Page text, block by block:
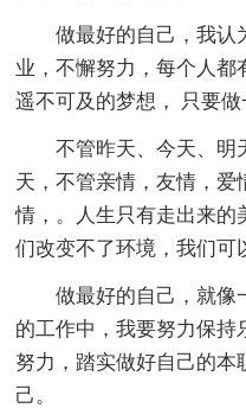
做最好的自己，我认
业，不懈努力，每个人都
遥不可及的梦想， 只要做
不管昨天、今天、明
天，不管亲情，友情，爱
情，。人生只有走出来的
们改变不了环境，我们可
做最好的自己，就像
的工作中，我要努力保持
努力，踏实做好自己的本
己。